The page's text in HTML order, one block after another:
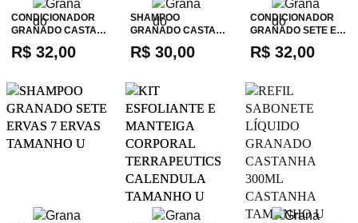
CONDICIONADOR
GRANADO CASTA…
R$ 32,00
SHAMPOO
GRANADO CASTA…
R$ 30,00
CONDICIONADOR
GRANADO SETE E…
R$ 32,00